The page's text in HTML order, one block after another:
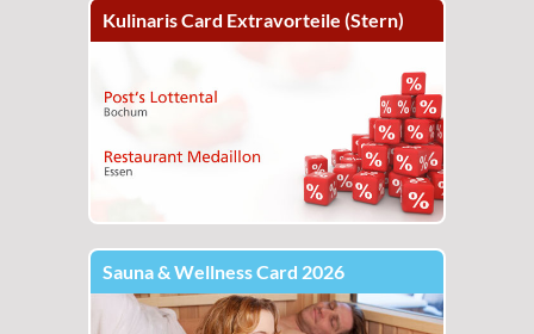
Kulinaris Card Extravorteile (Stern)
Sauna & Wellness Card 2026